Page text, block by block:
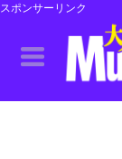
スポンサーリンク